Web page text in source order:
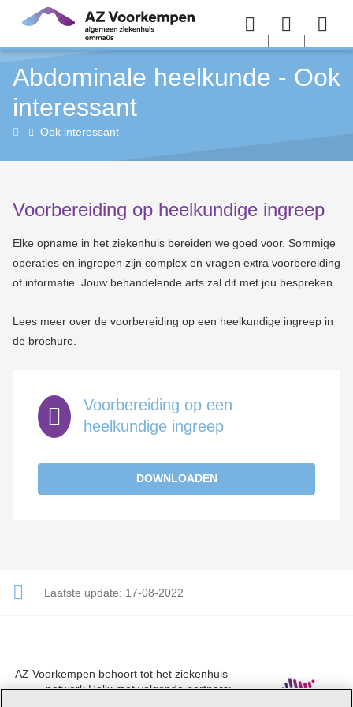
Overslaan en naar de inhoud gaan
Menu User
menu
Abdominale heelkunde - Ook
interessant
Abdominale
Ook interessant
Voorbereiding op heelkundige ingreep
Elke opname in het ziekenhuis bereiden we goed voor. Sommige
operaties en ingrepen zijn complex en vragen extra voorbereiding
of informatie. Jouw behandelende arts zal dit met jou bespreken.
Lees meer over de voorbereiding op een heelkundige ingreep in
de brochure.
Voorbereiding op een
heelkundige ingreep
DOWNLOADEN
Laatste update: 17-08-2022
AZ Voorkempen behoort tot het ziekenhuis-
netwerk Helix met volgende partners: